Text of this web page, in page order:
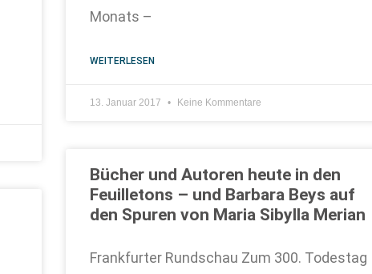
Monats –
WEITERLESEN
13. Januar 2017 Keine Kommentare
Bücher und Autoren heute in den
Feuilletons – und Barbara Beys auf
den Spuren von Maria Sibylla Merian
Frankfurter Rundschau Zum 300. Todestag